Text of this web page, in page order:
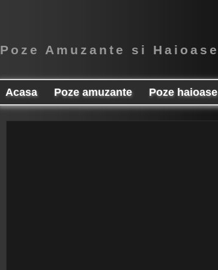
Poze Amuzante si Haioase
Acasa Poze amuzante Poze haioase